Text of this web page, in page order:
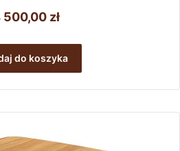
500,00 zł
do koszyka